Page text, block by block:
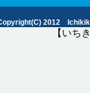
2012
【いち